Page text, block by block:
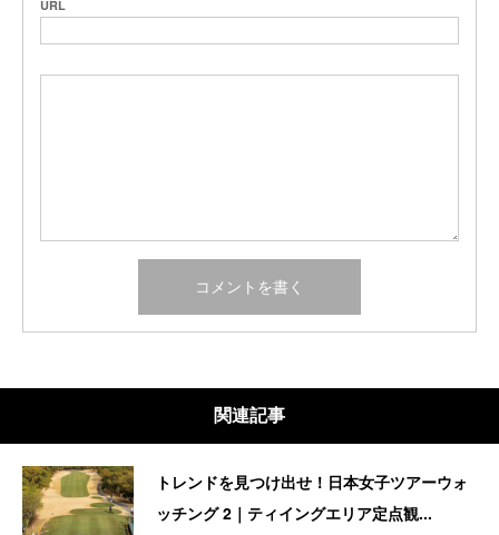
URL
関連記事
トレンドを見つけ出せ！日本女子ツアーウォ
ッチング 2｜ティイングエリア定点観...